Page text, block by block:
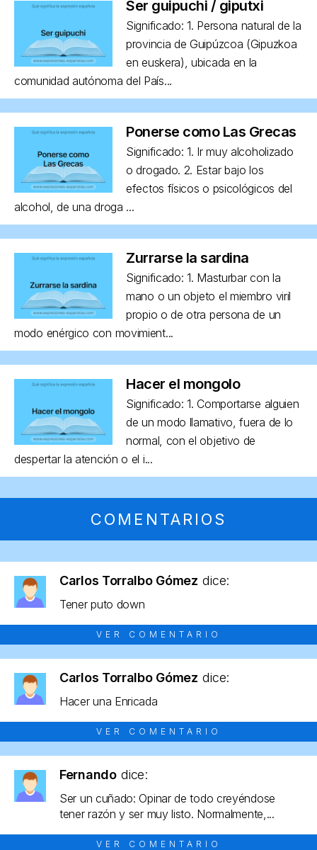
Ser guipuchi / giputxi
Significado: 1. Persona natural de la
provincia de Guipúzcoa (Gipuzkoa
en euskera), ubicada en la
comunidad autónoma del País...
Ponerse como Las Grecas
Significado: 1. Ir muy alcoholizado
o drogado. 2. Estar bajo los
efectos físicos o psicológicos del
alcohol, de una droga ...
Zurrarse la sardina
Significado: 1. Masturbar con la
mano o un objeto el miembro viril
propio o de otra persona de un
modo enérgico con movimient...
Hacer el mongolo
Significado: 1. Comportarse alguien
de un modo llamativo, fuera de lo
normal, con el objetivo de
despertar la atención o el i...
COMENTARIOS
Carlos Torralbo Gómez dice:
Tener puto down
VER COMENTARIO
Carlos Torralbo Gómez dice:
Hacer una Enricada
VER COMENTARIO
Fernando dice:
Ser un cuñado: Opinar de todo creyéndose
tener razón y ser muy listo. Normalmente,...
VER COMENTARIO